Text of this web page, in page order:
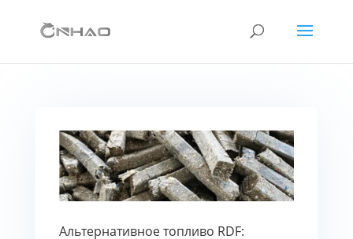
Альтернативное топливо RDF: